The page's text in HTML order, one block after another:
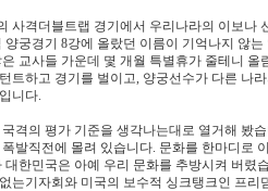
사격더블트랩 경기에서 우리나라의 이보나
양궁경기 8강에 올랐던 이름이 기억나지 않
교사들 가운데 몇 개월 특별휴가 줄테니
트하고 경기를 벌이고, 양궁선수가 다른 나
니다.
격의 평가 기준을 생각나는대로 열거해 봤
발직전에 몰려 있습니다. 문화를 한마디로
대한민국은 아예 우리 문화를 추방시켜 버
는기자회와 미국의 보수적 싱크탱크인 프